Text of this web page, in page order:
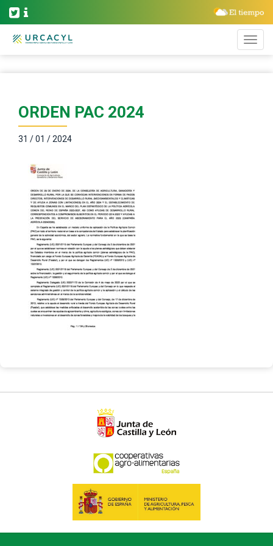
ORDEN PAC 2024
31 / 01 / 2024